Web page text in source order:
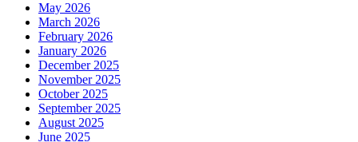
May 2026
March 2026
February 2026
January 2026
December 2025
November 2025
October 2025
September 2025
August 2025
June 2025